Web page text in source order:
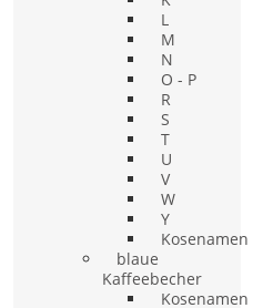
L
M
N
O - P
R
S
T
U
V
W
Y
Kosenamen
blaue
Kaffeebecher
Kosenamen